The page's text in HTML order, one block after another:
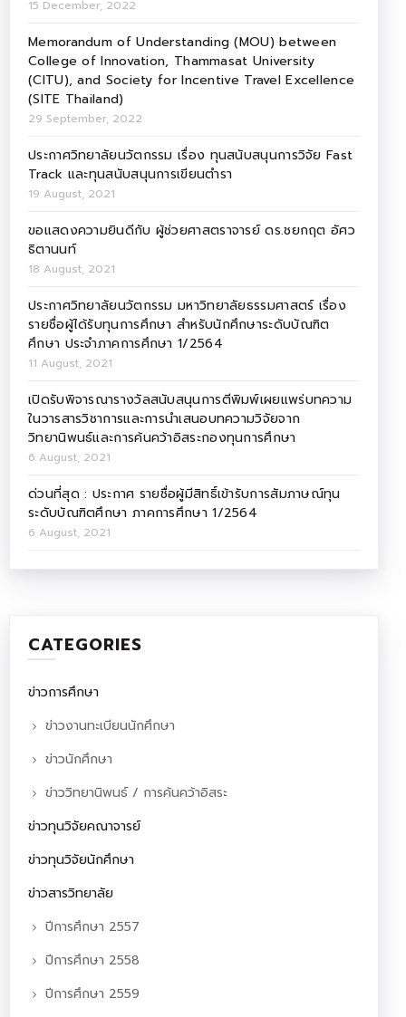
15 December, 2022
Memorandum of Understanding (MOU) between
College of Innovation, Thammasat University
(CITU), and Society for Incentive Travel Excellence
(SITE Thailand)
29 September, 2022
ประกาศวิทยาลัยนวัตกรรม เรื่อง ทุนสนับสนุนการวิจัย Fast
Track และทุนสนับสนุนการเขียนตำรา
19 August, 2021
ขอแสดงความยินดีกับ ผู้ช่วยศาสตราจารย์ ดร.ชยกฤต อัศว
ธิตานนท์
18 August, 2021
ประกาศวิทยาลัยนวัตกรรม มหาวิทยาลัยธรรมศาสตร์ เรื่อง
รายชื่อผู้ได้รับทุนการศึกษา สำหรับนักศึกษาระดับบัณฑิต
ศึกษา ประจำภาคการศึกษา 1/2564
11 August, 2021
เปิดรับพิจารณารางวัลสนับสนุนการตีพิมพ์เผยแพร่บทความ
ในวารสารวิชาการและการนำเสนอบทความวิจัยจาก
วิทยานิพนธ์และการค้นคว้าอิสระกองทุนการศึกษา
6 August, 2021
ด่วนที่สุด : ประกาศ รายชื่อผู้มีสิทธิ์เข้ารับการสัมภาษณ์ทุน
ระดับบัณฑิตศึกษา ภาคการศึกษา 1/2564
6 August, 2021
CATEGORIES
ข่าวการศึกษา
ข่าวงานทะเบียนนักศึกษา
ข่าวนักศึกษา
ข่าววิทยานิพนธ์ / การค้นคว้าอิสระ
ข่าวทุนวิจัยคณาจารย์
ข่าวทุนวิจัยนักศึกษา
ข่าวสารวิทยาลัย
ปีการศึกษา 2557
ปีการศึกษา 2558
ปีการศึกษา 2559